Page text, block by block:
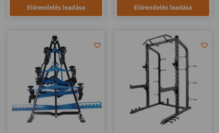
Előrendelés leadása Előrendelés leadása